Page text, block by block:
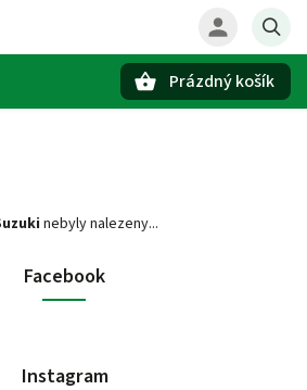
Prázdný košík
nebyly nalezeny...
Facebook
Instagram